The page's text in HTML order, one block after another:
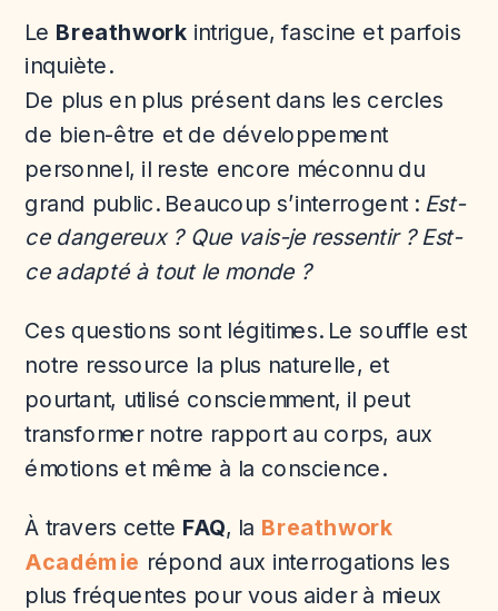
Le Breathwork intrigue, fascine et parfois
inquiète.
De plus en plus présent dans les cercles
de bien-être et de développement
personnel, il reste encore méconnu du
grand public. Beaucoup s’interrogent : Est-
ce dangereux ? Que vais-je ressentir ? Est-
ce adapté à tout le monde ?
Ces questions sont légitimes. Le souffle est
notre ressource la plus naturelle, et
pourtant, utilisé consciemment, il peut
transformer notre rapport au corps, aux
émotions et même à la conscience.
À travers cette FAQ, la Breathwork
Académie répond aux interrogations les
plus fréquentes pour vous aider à mieux